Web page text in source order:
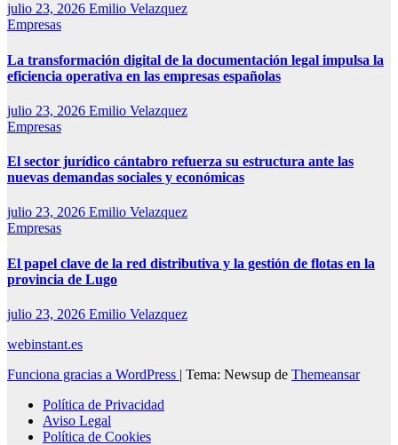
julio 23, 2026 Emilio Velazquez
Empresas
La transformación digital de la documentación legal impulsa la
eficiencia operativa en las empresas españolas
julio 23, 2026 Emilio Velazquez
Empresas
El sector jurídico cántabro refuerza su estructura ante las
nuevas demandas sociales y económicas
julio 23, 2026 Emilio Velazquez
Empresas
El papel clave de la red distributiva y la gestión de flotas en la
provincia de Lugo
julio 23, 2026 Emilio Velazquez
webinstant.es
Funciona gracias a WordPress | Tema: Newsup de Themeansar
Política de Privacidad
Aviso Legal
Política de Cookies